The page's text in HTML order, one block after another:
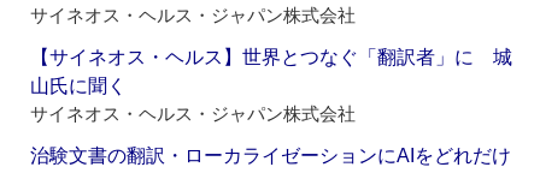
サイネオス・ヘルス・ジャパン株式会社
【サイネオス・ヘルス】世界とつなぐ「翻訳者」に 城
山氏に聞く
サイネオス・ヘルス・ジャパン株式会社
治験文書の翻訳・ローカライゼーションにAIをどれだけ